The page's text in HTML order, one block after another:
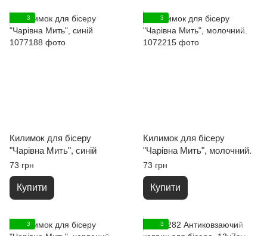
3
Килимок для бісеру
"Чарівна Мить", синій
73 грн
Купити
3
Килимок для бісеру
"Чарівна Мить", молочний.
73 грн
Купити
3 3